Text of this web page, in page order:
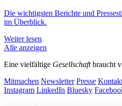
Die wichtigsten Berichte und
im Überblick.
Weiter lesen
Alle anzeigen
Eine vielfältige Gesellschaftbraucht
Mitmachen Newsletter Presse
Instagram LinkedIn Bluesky